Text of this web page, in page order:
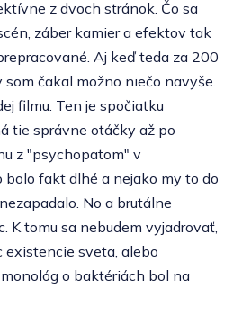
z dvoch stránok. Čo sa
záber kamier a efektov tak
Aj keď teda za 200
čakal možno niečo navyše.
filmu. Ten je spočiatku
tie správne otáčky až po
z "psychopatom" v
bolo fakt dlhé a nejako my to do
No a brutálne
K tomu sa nebudem vyjadrovať,
existencie sveta, alebo
o baktériách bol na